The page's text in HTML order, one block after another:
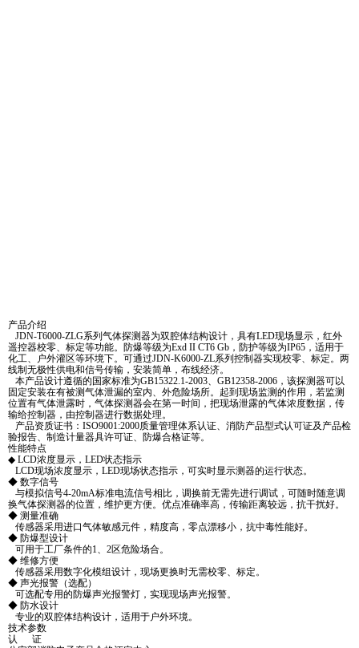
产品介绍
JDN-T6000-ZLG系列气体探测器为双腔体结构设计，具有LED现场显示，红外
遥控器校零、标定等功能。防爆等级为Exd II CT6 Gb，防护等级为IP65，适用于
化工、户外灌区等环境下。可通过JDN-K6000-ZL系列控制器实现校零、标定。两
线制无极性供电和信号传输，安装简单，布线经济。
本产品设计遵循的国家标准为GB15322.1-2003、GB12358-2006，该探测器可以
固定安装在有被测气体泄漏的室内、外危险场所。起到现场监测的作用，若监测
位置有气体泄露时，气体探测器会在第一时间，把现场泄露的气体浓度数据，传
输给控制器，由控制器进行数据处理。
产品资质证书：ISO9001:2000质量管理体系认证、消防产品型式认可证及产品检
验报告、制造计量器具许可证、防爆合格证等。
性能特点
◆ LCD浓度显示，LED状态指示
LCD现场浓度显示，LED现场状态指示，可实时显示测器的运行状态。
◆ 数字信号
与模拟信号4-20mA标准电流信号相比，调换前无需先进行调试，可随时随意调
换气体探测器的位置，维护更方便。优点准确率高，传输距离较远，抗干扰好。
◆ 测量准确
传感器采用进口气体敏感元件，精度高，零点漂移小，抗中毒性能好。
◆ 防爆型设计
可用于工厂条件的1、2区危险场合。
◆ 维修方便
传感器采用数字化模组设计，现场更换时无需校零、标定。
◆ 声光报警（选配）
可选配专用的防爆声光报警灯，实现现场声光报警。
◆ 防水设计
专业的双腔体结构设计，适用于户外环境。
技术参数
认 证